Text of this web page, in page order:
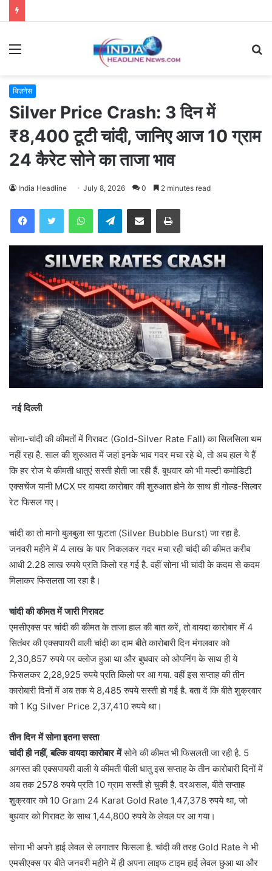
Menu
बिज़नेस
Silver Price Crash: 3 दिन में
₹8,400 टूटी चांदी, जानिए आज 10 ग्राम
24 कैरेट सोने का ताजा भाव
India Headline July 8, 2026 0 2 minutes read
WhatsAppTelegramShare via Email Print
नई दिल्ली
सोना-चांदी की कीमतों में गिरावट (Gold-Silver Rate Fall) का सिलसिला थम
नहीं रहा है. साल की शुरुआत में जहां इनके भाव गदर मचा रहे थे, तो अब हाल ये हैं
कि हर रोज ये कीमती धातुएं सस्ती होती जा रही हैं. बुधवार को भी मल्टी कमोडिटी
एक्सचेंज यानी MCX पर वायदा कारोबार की शुरुआत होने के साथ ही गोल्ड-सिल्वर
रेट फिसल गए।
चांदी का तो मानो बुलबुला सा फूटता (Silver Bubble Burst) जा रहा है.
जनवरी महीने में 4 लाख के पार निकलकर गदर मचा रही चांदी की कीमत करीब
आधी 2.28 लाख रुपये प्रति किलो रह गई है. वहीं सोना भी चांदी के कदम से कदम
मिलाकर फिसलता जा रहा है।
चांदी की कीमत में जारी गिरावट
एमसीएक्स पर चांदी की कीमत के ताजा हाल की बात करें, तो वायदा कारोबार में 4
सितंबर की एक्सपायरी वाली चांदी का दाम बीते कारोबारी दिन मंगलवार को
2,30,857 रुपये पर क्लोज हुआ था और बुधवार को ओपनिंग के साथ ही ये
फिसलकर 2,28,925 रुपये प्रति किलो पर आ गया. वहीं इस सप्ताह की तीन
कारोबारी दिनों में अब तक ये 8,485 रुपये सस्ती हो गई है. बता दें कि बीते शुक्रवार
को 1 Kg Silver Price 2,37,410 रुपये था।
तीन दिन में सोना इतना सस्ता
चांदी ही नहीं, बल्कि वायदा कारोबार मेंसोने की कीमत भी फिसलती जा रही है. 5
अगस्त की एक्सपायरी वाली ये कीमती पीली धातु इस सप्ताह के तीन कारोबारी दिनों में
अब तक 2578 रुपये प्रति 10 ग्राम सस्ती हो चुकी है. दरअसल, बीते सप्ताह
शुक्रवार को 10 Gram 24 Karat Gold Rate 1,47,378 रुपये था, जो
बुधवार को गिरावट के साथ 1,44,800 रुपये के लेवल पर आ गया।
सोना भी अपने हाई लेवल से लगातार फिसला है. चांदी की तरह Gold Rate ने भी
एमसीएक्स पर बीते जनवरी महीने में ही अपना लाइफ टाइम हाई लेवल छुआ था और